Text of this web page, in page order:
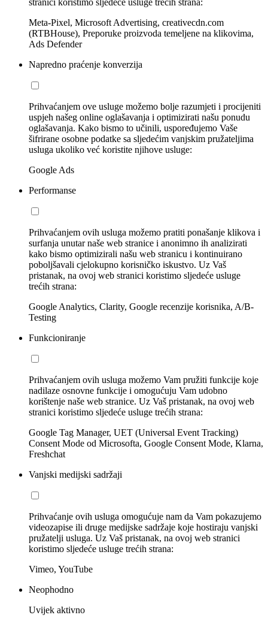
Meta-Pixel, Microsoft Advertising, creativecdn.com
(RTBHouse), Preporuke proizvoda temeljene na klikovima,
Ads Defender
Napredno praćenje konverzija
Prihvaćanjem ove usluge možemo bolje razumjeti i procijeniti
uspjeh našeg online oglašavanja i optimizirati našu ponudu
oglašavanja. Kako bismo to učinili, uspoređujemo Vaše
šifrirane osobne podatke sa sljedećim vanjskim pružateljima
usluga ukoliko već koristite njihove usluge:
Google Ads
Performanse
Prihvaćanjem ovih usluga možemo pratiti ponašanje klikova i
surfanja unutar naše web stranice i anonimno ih analizirati
kako bismo optimizirali našu web stranicu i kontinuirano
poboljšavali cjelokupno korisničko iskustvo. Uz Vaš
pristanak, na ovoj web stranici koristimo sljedeće usluge
trećih strana:
Google Analytics, Clarity, Google recenzije korisnika, A/B-
Testing
Funkcioniranje
Prihvaćanjem ovih usluga možemo Vam pružiti funkcije koje
nadilaze osnovne funkcije i omogućuju Vam udobno
korištenje naše web stranice. Uz Vaš pristanak, na ovoj web
stranici koristimo sljedeće usluge trećih strana:
Google Tag Manager, UET (Universal Event Tracking)
Consent Mode od Microsofta, Google Consent Mode, Klarna,
Freshchat
Vanjski medijski sadržaji
Prihvaćanje ovih usluga omogućuje nam da Vam pokazujemo
videozapise ili druge medijske sadržaje koje hostiraju vanjski
pružatelji usluga. Uz Vaš pristanak, na ovoj web stranici
koristimo sljedeće usluge trećih strana:
Vimeo, YouTube
Neophodno
Uvijek aktivno